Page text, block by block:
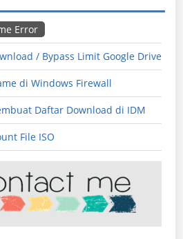
Error
/ Bypass Limit Google Drive
di Windows Firewall
Daftar Download di IDM
File ISO